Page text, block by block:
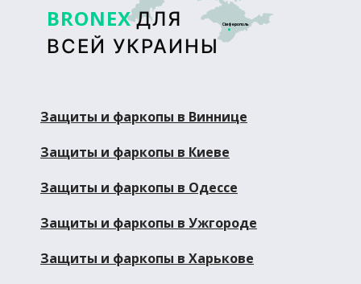
BRONEX ДЛЯ
ВСЕЙ УКРАИНЫ
Сімферополь
Защиты и фаркопы в Виннице
Защиты и фаркопы в Киеве
Защиты и фаркопы в Одессе
Защиты и фаркопы в Ужгороде
Защиты и фаркопы в Харькове